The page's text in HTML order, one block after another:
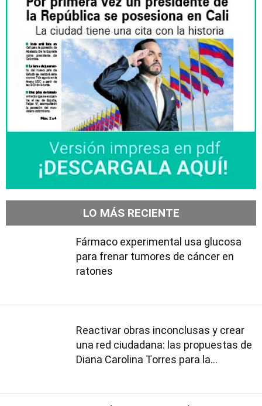
LO MÁS RECIENTE
Fármaco experimental usa glucosa
para frenar tumores de cáncer en
ratones
Reactivar obras inconclusas y crear
una red ciudadana: las propuestas de
Diana Carolina Torres para la